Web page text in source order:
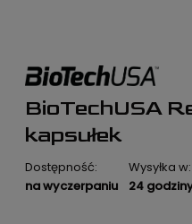
BioTechUSA
kapsułek
Dostępność:
na wyczerpaniu
Wysyłka w:
24
Cena nie zawiera